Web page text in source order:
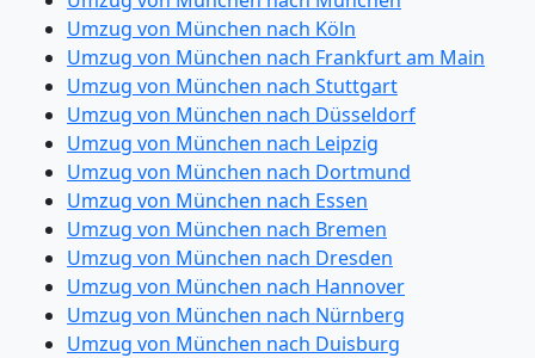
Umzug von München nach Köln
Umzug von München nach Frankfurt am Main
Umzug von München nach Stuttgart
Umzug von München nach Düsseldorf
Umzug von München nach Leipzig
Umzug von München nach Dortmund
Umzug von München nach Essen
Umzug von München nach Bremen
Umzug von München nach Dresden
Umzug von München nach Hannover
Umzug von München nach Nürnberg
Umzug von München nach Duisburg